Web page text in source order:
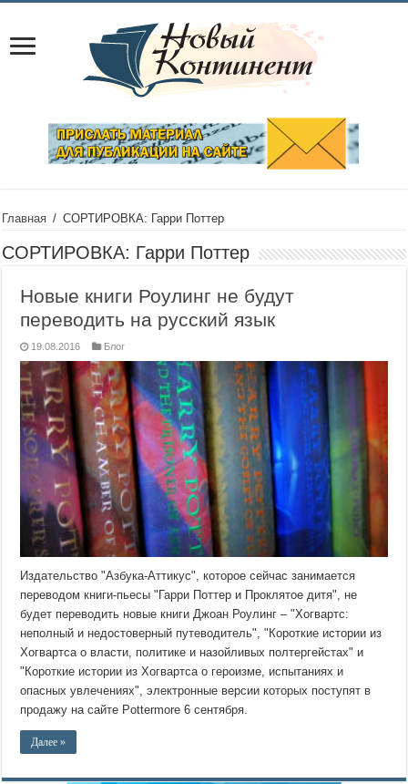
Главная / СОРТИРОВКА: Гарри Поттер
СОРТИРОВКА: Гарри Поттер
Новые книги Роулинг не будут
переводить на русский язык
19.08.2016 Блог
Издательство "Азбука-Аттикус", которое сейчас занимается
переводом книги-пьесы "Гарри Поттер и Проклятое дитя", не
будет переводить новые книги Джоан Роулинг – "Хогвартс:
неполный и недостоверный путеводитель", "Короткие истории из
Хогвартса о власти, политике и назойливых полтергейстах" и
"Короткие истории из Хогвартса о героизме, испытаниях и
опасных увлечениях", электронные версии которых поступят в
продажу на сайте Pottermore 6 сентября.
Далее »